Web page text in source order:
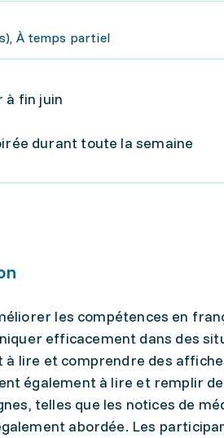
À temps partiel
à fin juin
durant toute la semaine
les compétences en
efficacement dans des
lire et comprendre des
également à lire et remplir
telles que les notices de
abordée. Les